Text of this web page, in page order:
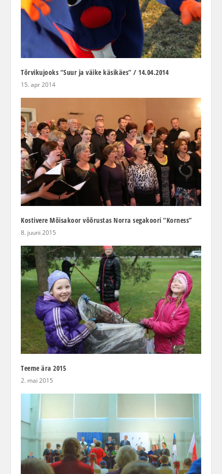
Tõrvikujooks “Suur ja väike käsikäes” / 14.04.2014
15. apr 2014
Kostivere Mõisakoor võõrustas Norra segakoori “Korness”
8. juuni 2015
Teeme ära 2015
2. mai 2015